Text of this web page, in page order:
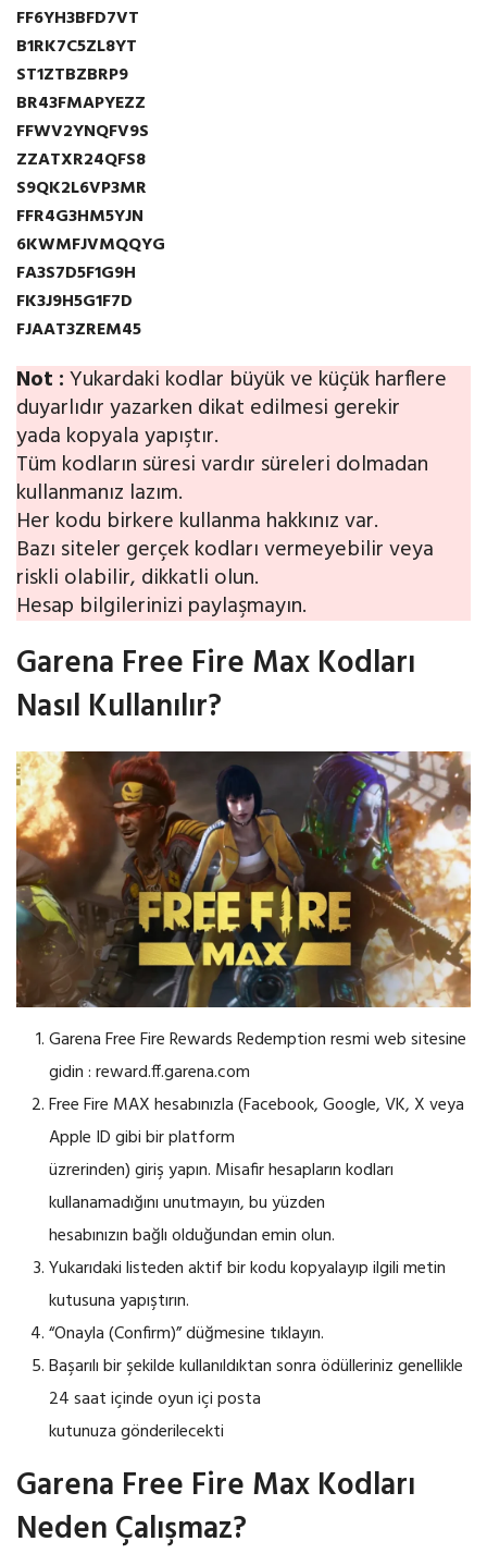
FF6YH3BFD7VT
B1RK7C5ZL8YT
ST1ZTBZBRP9
BR43FMAPYEZZ
FFWV2YNQFV9S
ZZATXR24QFS8
S9QK2L6VP3MR
FFR4G3HM5YJN
6KWMFJVMQQYG
FA3S7D5F1G9H
FK3J9H5G1F7D
FJAAT3ZREM45
Not :Yukardaki kodlar büyük ve küçük harflere
duyarlıdır yazarken dikat edilmesi gerekir
yada kopyala yapıştır.
Tüm kodların süresi vardır süreleri dolmadan
kullanmanız lazım.
Her kodu birkere kullanma hakkınız var.
Bazı siteler gerçek kodları vermeyebilir veya
riskli olabilir, dikkatli olun.
Hesap bilgilerinizi paylaşmayın.
Garena Free Fire Max Kodları
Nasıl Kullanılır?
Garena Free Fire Rewards Redemption resmi web sitesine
gidin : reward.ff.garena.com
Free Fire MAX hesabınızla (Facebook, Google, VK, X veya
Apple ID gibi bir platform
üzrerinden) giriş yapın. Misafir hesapların kodları
kullanamadığını unutmayın, bu yüzden
hesabınızın bağlı olduğundan emin olun.
Yukarıdaki listeden aktif bir kodu kopyalayıp ilgili metin
kutusuna yapıştırın.
“Onayla (Confirm)” düğmesine tıklayın.
Başarılı bir şekilde kullanıldıktan sonra ödülleriniz genellikle
24 saat içinde oyun içi posta
kutunuza gönderilecekti
Garena Free Fire Max Kodları
Neden Çalışmaz?